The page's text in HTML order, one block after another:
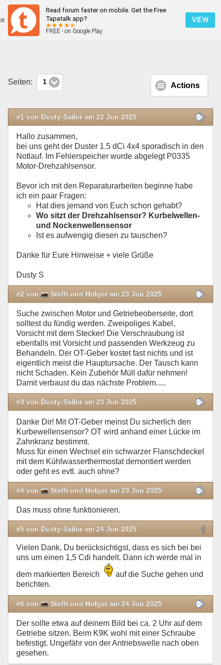
Read forum faster on mobile. Get the Free
Tapatalk app?
FREE - on Google Play
VIEW
Ruckeln dann Notlauf selten, sporadisch Fehlerspeicher P0335 Motordrehzahlsensor
Seiten: 1 Actions
#1 von Dusty-Sailor am 22 Jun 2025
Hallo zusammen,
bei uns geht der Duster 1.5 dCi 4x4 sporadisch in den
Notlauf. Im Fehlerspeicher wurde abgelegt P0335
Motor-Drehzahlsensor.
Bevor ich mit den Reparaturarbeiten beginne habe
ich ein paar Fragen:
Hat dies jemand von Euch schon gehabt?
Wo sitzt der Drehzahlsensor? Kurbelwellen-
und Nockenwellensensor
Ist es aufwengig diesen zu tauschen?
Danke für Eure Hinweise + viele Grüße
Dusty S
#2 von Steffi und Holger am 23 Jun 2025
Suche zwischen Motor und Getriebeoberseite, dort
solltest du fündig werden. Zweipoliges Kabel,
Vorsicht mit dem Stecker! Die Verschraubung ist
ebenfalls mit Vorsicht und passenden Werkzeug zu
Behandeln. Der OT-Geber kostet fast nichts und ist
eigentlich meist die Hauptursache. Der Tausch kann
nicht Schaden. Kein Zubehör Müll dafür nehmen!
Damit verbaust du das nächste Problem.....
#3 von Dusty-Sailor am 23 Jun 2025
Danke Dir! Mit OT-Geber meinst Du sicherlich den
Kurbewellensensor? OT wird anhand einer Lücke im
Zahnkranz bestimmt.
Muss für einen Wechsel ein schwarzer Flanschdeckel
mit dem Kühlwasserthermostat demontiert werden
oder geht es evtl. auch ohne?
#4 von Steffi und Holger am 23 Jun 2025
Das muss ohne funktionieren.
#5 von Dusty-Sailor am 24 Jun 2025
Vielen Dank, Du berücksichtigst, dass es sich bei bei
uns um einen 1,5 Cdi handelt. Dann ich werde mal in
dem markierten Bereich
auf die Suche gehen und
berichten.
#6 von Steffi und Holger am 24 Jun 2025
Der sollte etwa auf deinem Bild bei ca. 2 Uhr auf dem
Getriebe sitzen. Beim K9K wohl mit einer Schraube
befestigt. Ungefähr von der Antriebswelle nach oben
gesehen.